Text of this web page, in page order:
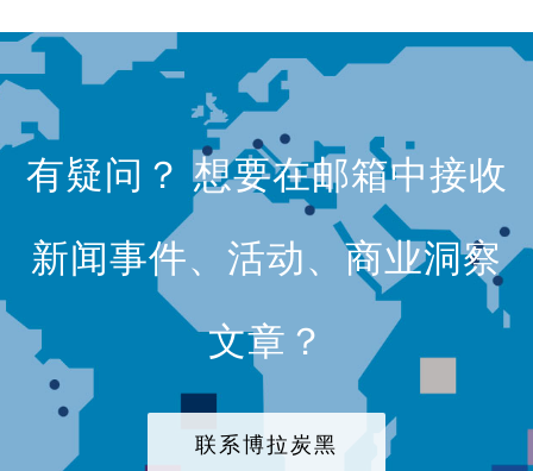
有疑问？ 想要在邮箱中接收
新闻事件、活动、商业洞察
文章？
联系博拉炭黑